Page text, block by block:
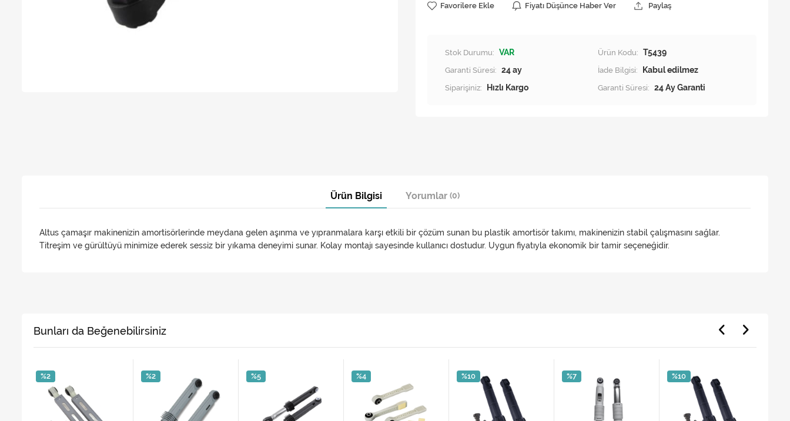
Favorilere Ekle Fiyatı Düşünce Haber Ver Paylaş
Stok Durumu: VAR Ürün Kodu: T5439
Garanti Süresi: 24 ay
İade Bilgisi:
Siparişiniz:
Hızlı Kargo Garanti Süresi: 24 Ay Garanti
Ürün Bilgisi Yorumlar (0)
Altus çamaşır makinenizin amortisörlerinde meydana gelen aşınma ve yıpranmalara karşı etkili bir çözüm sunan bu plastik amortisör takımı, makinenizin stabil çalışmasını sağlar.
Titreşim ve gürültüyü minimize ederek sessiz bir yıkama deneyimi sunar. Kolay montajı sayesinde kullanıcı dostudur. Uygun fiyatıyla ekonomik bir tamir seçeneğidir.
Bunları da Beğenebilirsiniz
%2 %2 %5 %4 %10 %7 %10